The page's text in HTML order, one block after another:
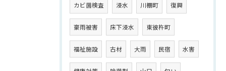
カビ菌検査 浸水 川棚町 復興
豪雨被害 床下浸水 東彼杵町
福祉施設 古材 大雨 民宿 水害